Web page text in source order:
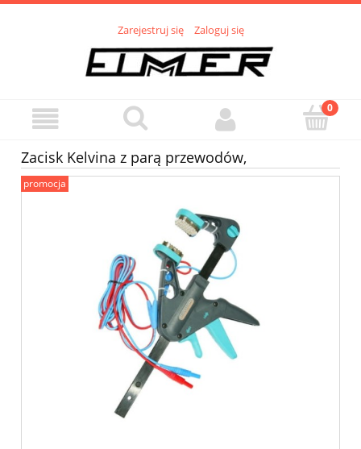
Zarejestruj się Zaloguj się
Zacisk Kelvina z parą przewodów,
promocja